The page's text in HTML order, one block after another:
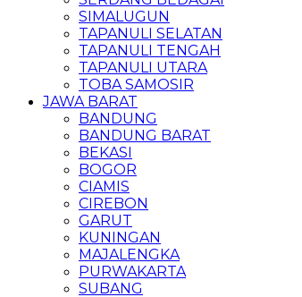
SIMALUGUN
TAPANULI SELATAN
TAPANULI TENGAH
TAPANULI UTARA
TOBA SAMOSIR
JAWA BARAT
BANDUNG
BANDUNG BARAT
BEKASI
BOGOR
CIAMIS
CIREBON
GARUT
KUNINGAN
MAJALENGKA
PURWAKARTA
SUBANG